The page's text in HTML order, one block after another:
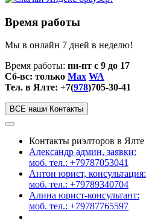
Время работы
Мы в онлайн 7 дней в неделю!
Время работы: пн-пт с 9 до 17
Сб-вс: только Max WA
Тел. в Ялте: +7(978)705-30-41
ВСЕ наши Контакты
Контакты риэлторов в Ялте
Александр админ, заявки:
моб. тел.: +79787053041
Антон юрист, консультация:
моб. тел.: +79789340704
Алина юрист-консультант:
моб. тел.: +79787765597